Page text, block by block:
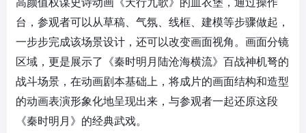
台，参观者可以从草稿、气氛、线框、建模等步骤做起，
一步步完成该场景设计，还可以改变画面视角。画面分镜
区域，更是展示了《秦时明月陆沧海横流》百战神机弩的
战斗场景，在动画剧本基础上，将成片的画面结构和造型
的动画表演形象化地呈现出来，与参观者一起还原这段
《秦时明月》的经典武戏。